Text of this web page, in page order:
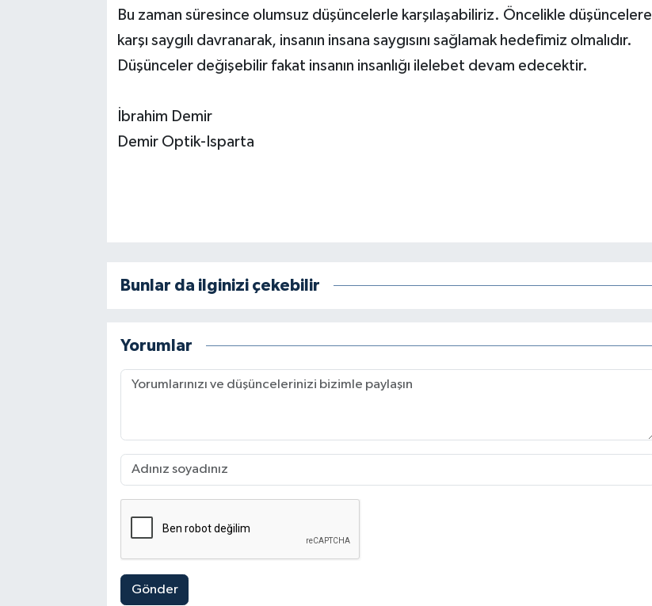
Bu zaman süresince olumsuz düşüncelerle karşılaşabiliriz. Öncelikle düşüncelere
karşı saygılı davranarak, insanın insana saygısını sağlamak hedefimiz olmalıdır.
Düşünceler değişebilir fakat insanın insanlığı ilelebet devam edecektir.
İbrahim Demir
Demir Optik-Isparta
Bunlar da ilginizi çekebilir
Yorumlar
Gönder